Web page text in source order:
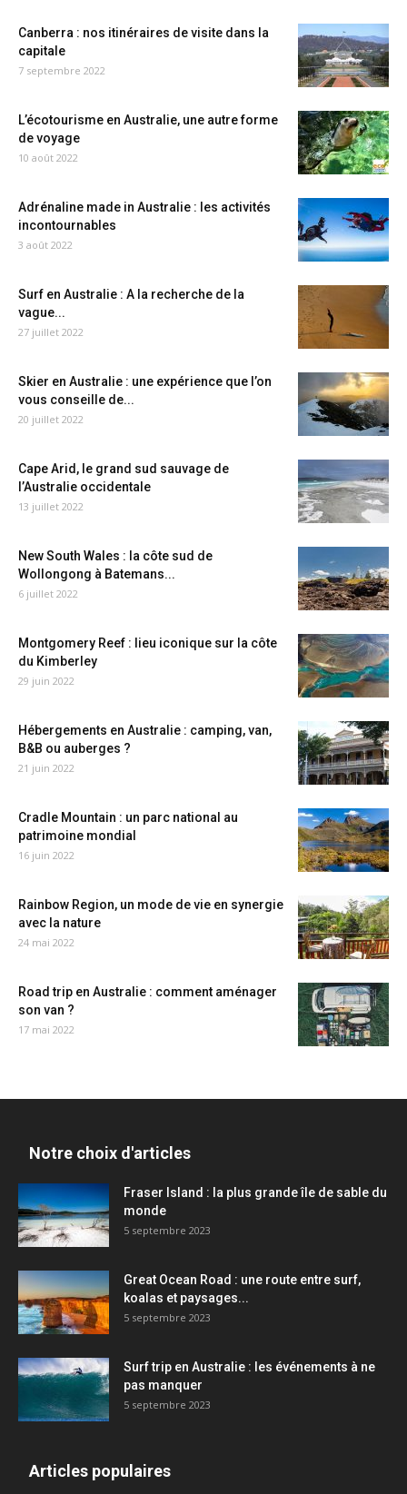
Canberra : nos itinéraires de visite dans la
capitale
7 septembre 2022
L’écotourisme en Australie, une autre forme
de voyage
10 août 2022
Adrénaline made in Australie : les activités
incontournables
3 août 2022
Surf en Australie : A la recherche de la
vague...
27 juillet 2022
Skier en Australie : une expérience que l’on
vous conseille de...
20 juillet 2022
Cape Arid, le grand sud sauvage de
l’Australie occidentale
13 juillet 2022
New South Wales : la côte sud de
Wollongong à Batemans...
6 juillet 2022
Montgomery Reef : lieu iconique sur la côte
du Kimberley
29 juin 2022
Hébergements en Australie : camping, van,
B&B ou auberges ?
21 juin 2022
Cradle Mountain : un parc national au
patrimoine mondial
16 juin 2022
Rainbow Region, un mode de vie en synergie
avec la nature
24 mai 2022
Road trip en Australie : comment aménager
son van ?
17 mai 2022
Notre choix d'articles
Fraser Island : la plus grande île de sable du
monde
5 septembre 2023
Great Ocean Road : une route entre surf,
koalas et paysages...
5 septembre 2023
Surf trip en Australie : les événements à ne
pas manquer
5 septembre 2023
Articles populaires